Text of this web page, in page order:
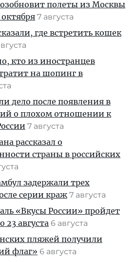
полеты из Москвы
7 августа
где встретить кошек
кто из иностранцев
на шопинг в
дело после появления в
о плохом отношении к
7 августа
рассказал о
страны в российских
задержали трех
серии краж 7 августа
«Вкусы России» пройдет
23 августа 6 августа
пляжей получили
флаг» 6 августа